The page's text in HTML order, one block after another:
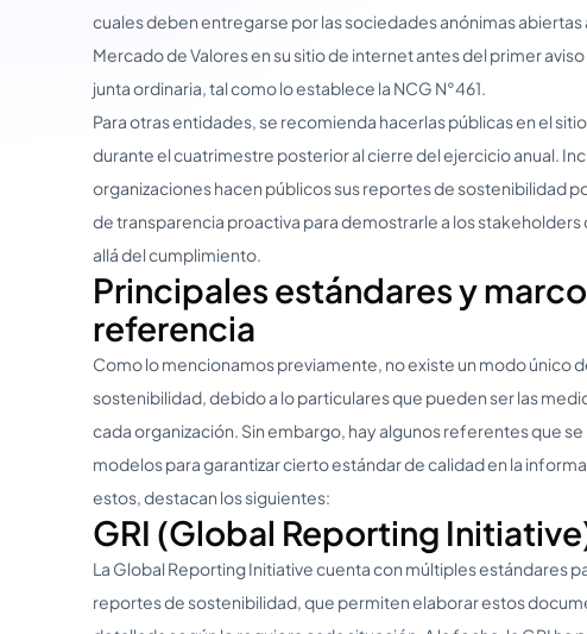
cuales deben entregarse por las sociedades anónimas abiertas
Mercado de Valores en su sitio de internet antes del primer
junta ordinaria, tal como lo establece la NCG N°461.
Para otras entidades, se recomienda hacerlas públicas en el
durante el cuatrimestre posterior al cierre del ejercicio anual.
organizaciones hacen públicos sus reportes de sostenibilidad
de transparencia proactiva para demostrarle a los stakeholders
allá del cumplimiento.
Principales estándares y
referencia
Como lo mencionamos previamente, no existe un modo único
sostenibilidad, debido a lo particulares que pueden ser las
cada organización. Sin embargo, hay algunos referentes que
modelos para garantizar cierto estándar de calidad en la
estos, destacan los siguientes:
GRI (Global Reporting
La Global Reporting Initiative cuenta con múltiples estándares
reportes de sostenibilidad, que permiten elaborar estos